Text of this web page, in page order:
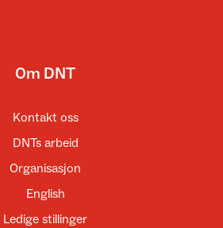
Om DNT
Kontakt oss
DNTs arbeid
Organisasjon
English
Ledige stillinger